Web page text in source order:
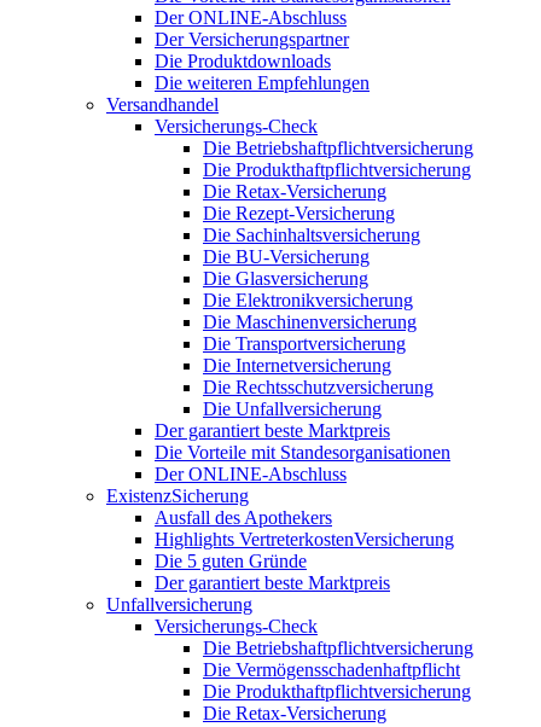
Der ONLINE-Abschluss
Der Versicherungspartner
Die Produktdownloads
Die weiteren Empfehlungen
Versandhandel
Versicherungs-Check
Die Betriebshaftpflichtversicherung
Die Produkthaftpflichtversicherung
Die Retax-Versicherung
Die Rezept-Versicherung
Die Sachinhaltsversicherung
Die BU-Versicherung
Die Glasversicherung
Die Elektronikversicherung
Die Maschinenversicherung
Die Transportversicherung
Die Internetversicherung
Die Rechtsschutzversicherung
Die Unfallversicherung
Der garantiert beste Marktpreis
Die Vorteile mit Standesorganisationen
Der ONLINE-Abschluss
ExistenzSicherung
Ausfall des Apothekers
Highlights VertreterkostenVersicherung
Die 5 guten Gründe
Der garantiert beste Marktpreis
Unfallversicherung
Versicherungs-Check
Die Betriebshaftpflichtversicherung
Die Vermögensschadenhaftpflicht
Die Produkthaftpflichtversicherung
Die Retax-Versicherung